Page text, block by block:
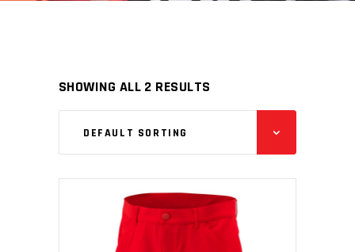
SHOWING ALL 2 RESULTS
DEFAULT SORTING